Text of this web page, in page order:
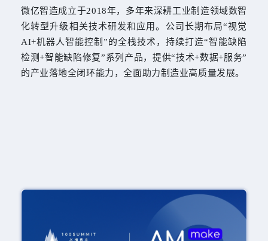
微亿智造成立于2018年，多年来深耕工业制造领域数智
化转型升级相关技术研发和应用。公司长期布局“视觉
AI+机器人智能控制”的全栈技术，持续打造“智能缺陷
检测+智能缺陷修复”系列产品，提供“技术+数据+服务”
的产业落地全闭环能力，全面助力制造业高质量发展。